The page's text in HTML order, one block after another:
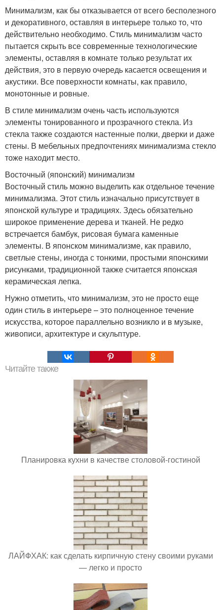
Минимализм, как бы отказывается от всего бесполезного
и декоративного, оставляя в интерьере только то, что
действительно необходимо. Стиль минимализм часто
пытается скрыть все современные технологические
элементы, оставляя в комнате только результат их
действия, это в первую очередь касается освещения и
акустики. Все поверхности комнаты, как правило,
монотонные и ровные.
В стиле минимализм очень часть используются
элементы тонированного и прозрачного стекла. Из
стекла также создаются настенные полки, дверки и даже
стены. В мебельных предпочтениях минимализма стекло
тоже находит место.
Восточный (японский) минимализм
Восточный стиль можно выделить как отдельное течение
минимализма. Этот стиль изначально присутствует в
японской культуре и традициях. Здесь обязательно
широкое применение дерева и тканей. Не редко
встречается бамбук, рисовая бумага каменные
элементы. В японском минимализме, как правило,
светлые стены, иногда с тонкими, простыми японскими
рисунками, традиционной также считается японская
керамическая лепка.
Нужно отметить, что минимализм, это не просто еще
один стиль в интерьере – это полноценное течение
искусства, которое параллельно возникло и в музыке,
живописи, архитектуре и скульптуре.
Читайте также
Планировка кухни в качестве столовой-гостиной
ЛАЙФХАК: как сделать кирпичную стену своими руками
— легко и просто